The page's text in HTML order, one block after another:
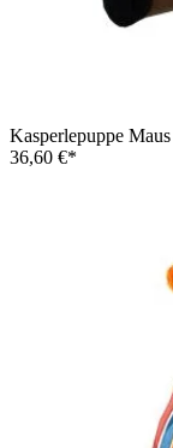
Kasperlepuppe
36,60 €*